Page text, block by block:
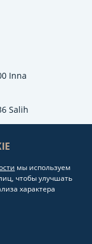
Inna
Salih
мы используем
чтобы улучшать
характера